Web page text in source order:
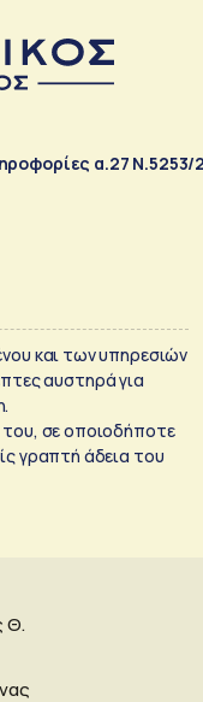
α.27 Ν.5253/
και των υπηρεσιών
αυστηρά για
σε οποιοδήποτε
γραπτή άδεια του
Θ.